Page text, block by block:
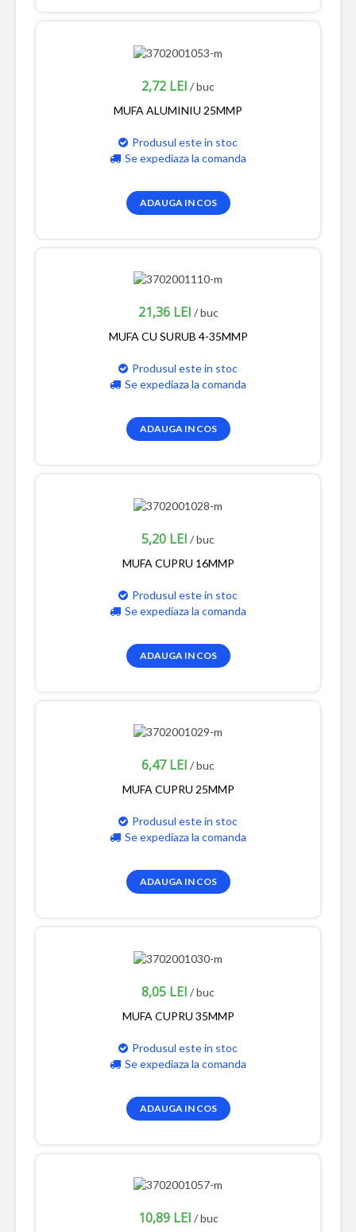
2,72 LEI / buc
MUFA ALUMINIU 25MMP
Produsul este in stoc
Se expediaza la comanda
ADAUGA IN COS
21,36 LEI / buc
MUFA CU SURUB 4-35MMP
Produsul este in stoc
Se expediaza la comanda
ADAUGA IN COS
5,20 LEI / buc
MUFA CUPRU 16MMP
Produsul este in stoc
Se expediaza la comanda
ADAUGA IN COS
6,47 LEI / buc
MUFA CUPRU 25MMP
Produsul este in stoc
Se expediaza la comanda
ADAUGA IN COS
8,05 LEI / buc
MUFA CUPRU 35MMP
Produsul este in stoc
Se expediaza la comanda
ADAUGA IN COS
10,89 LEI / buc